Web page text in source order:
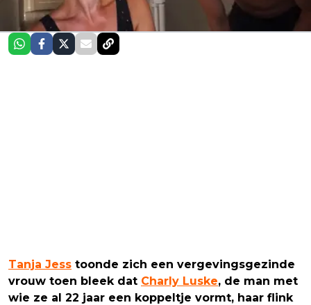
Tanja Jess toonde zich een vergevingsgezinde
vrouw toen bleek dat Charly Luske, de man met
wie ze al 22 jaar een koppeltje vormt, haar flink